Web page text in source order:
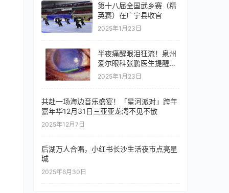
第十八届全国武乡赛（精
英赛）在广宁县收官
2025年1月23日
半夜痛醒眼泪狂流！泉州
爱尔眼科张鹏医生提醒：
紫外线灯使用需谨慎
2025年1月23日
共赴一场海边音乐盛宴！「星河派对」跨年
嘉年华12月31日三亚亚龙湾不见不散
2025年12月7日
后湖万人合唱，小红书长沙生活夜市点亮星
城
2025年6月30日